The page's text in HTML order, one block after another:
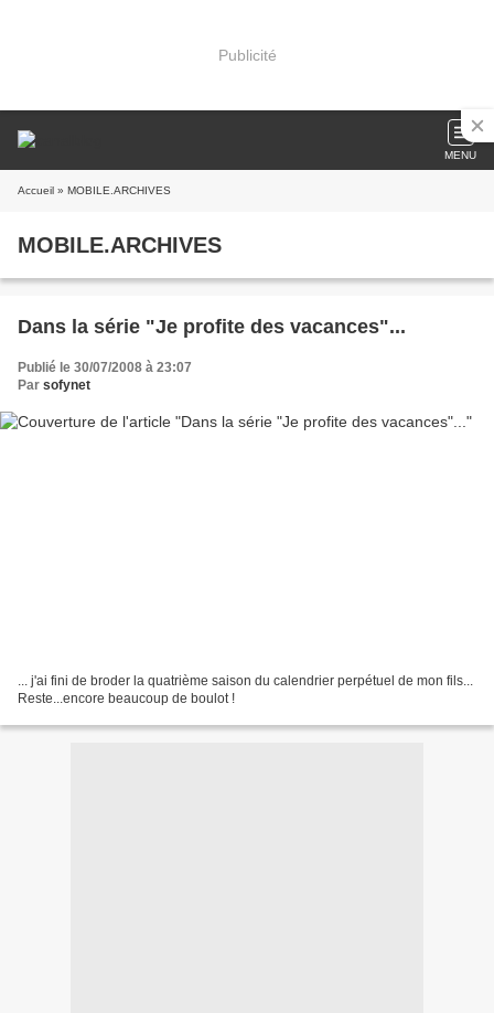
Publicité
MENU
Accueil » MOBILE.ARCHIVES
MOBILE.ARCHIVES
Dans la série "Je profite des vacances"...
Publié le 30/07/2008 à 23:07
Par sofynet
... j'ai fini de broder la quatrième saison du calendrier perpétuel de mon fils...
Reste...encore beaucoup de boulot !